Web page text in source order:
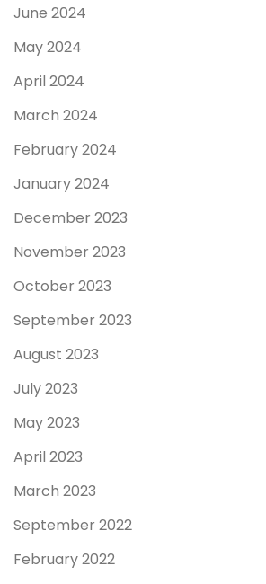
June 2024
May 2024
April 2024
March 2024
February 2024
January 2024
December 2023
November 2023
October 2023
September 2023
August 2023
July 2023
May 2023
April 2023
March 2023
September 2022
February 2022